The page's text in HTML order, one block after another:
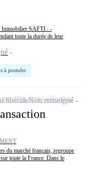
Immobilier SAFTI : -
toute la durée de leur
à postuler
du marché français, regroupe
toute la France. Dans le
libéraleNon renseigné
offre à ma sélection